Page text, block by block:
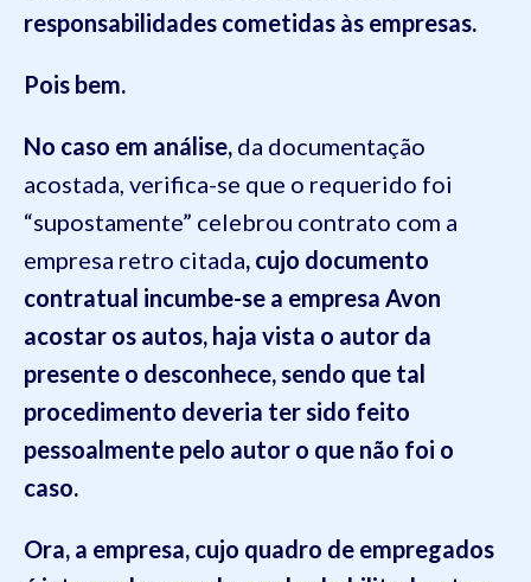
responsabilidades cometidas às empresas.
Pois bem.
No caso em análise, da documentação
acostada, verifica-se que o requerido foi
“supostamente” celebrou contrato com a
empresa retro citada, cujo documento
contratual incumbe-se a empresa Avon
acostar os autos, haja vista o autor da
presente o desconhece, sendo que tal
procedimento deveria ter sido feito
pessoalmente pelo autor o que não foi o
caso.
Ora, a empresa, cujo quadro de empregados